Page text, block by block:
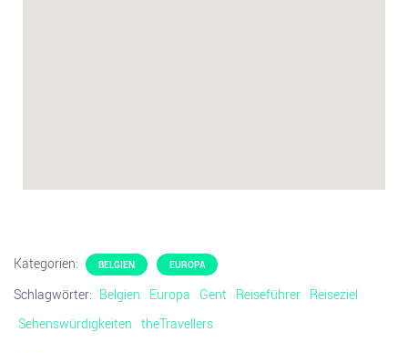
Kategorien: BELGIEN EUROPA
Schlagwörter: Belgien Europa Gent Reiseführer Reiseziel
Sehenswürdigkeiten theTravellers